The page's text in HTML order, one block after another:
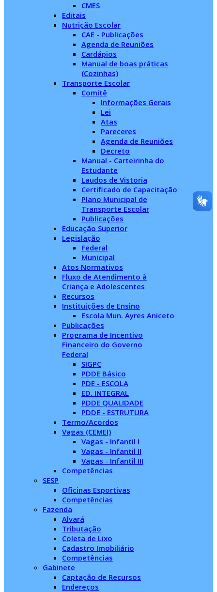
CMES
Editais
Nutrição Escolar
CAE - Publicações
Agenda de Reuniões
Cardápios
Manual de boas práticas
(Cozinhas)
Transporte Escolar
Comitê
Informações Gerais
Lei
Atas
Pareceres
Agenda de Reuniões
Decreto
Manual - Carteirinha do
Estudante
Laudos de Vistoria
Certificado de Capacitação
Plano Municipal de
Transporte Escolar
Publicações
Educação Superior
Legislação
Federal
Municipal
Atos Normativos
Fluxo de Atendimento à
Criança e Adolescentes
Recursos
Instituições de Ensino
Escola Mun. Ayres Aniceto
Publicações
Programa de Incentivo
Financeiro do Governo
Federal
SIGPC
PDDE Básico
PDE - ESCOLA
ED. INTEGRAL
PDDE QUALIDADE
PDDE - ESTRUTURA
Termo/Acordos
Vagas (CEMEI)
Vagas - Infantil I
Vagas - Infantil II
Vagas - Infantil III
Competências
SESP
Oficinas Esportivas
Competências
Fazenda
Alvará
Tributação
Coleta de Lixo
Cadastro Imobiliário
Competências
Gabinete
Captação de Recursos
Endereços